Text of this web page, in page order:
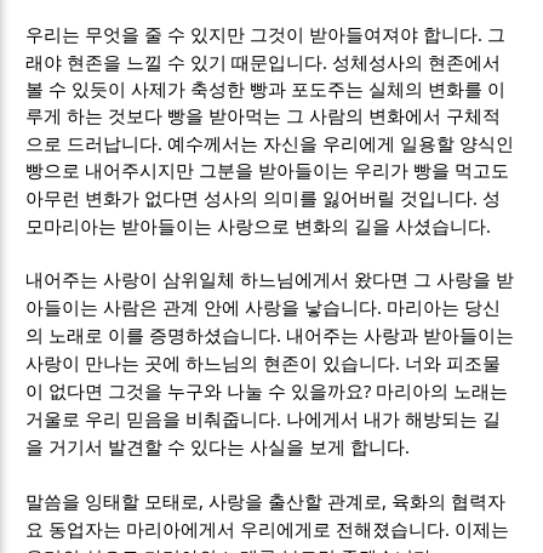
우리는 무엇을 줄 수 있지만 그것이 받아들여져야 합니다. 그
래야 현존을 느낄 수 있기 때문입니다. 성체성사의 현존에서
볼 수 있듯이 사제가 축성한 빵과 포도주는 실체의 변화를 이
루게 하는 것보다 빵을 받아먹는 그 사람의 변화에서 구체적
으로 드러납니다.예수께서는 자신을 우리에게 일용할 양식인
빵으로 내어주시지만 그분을 받아들이는 우리가 빵을 먹고도
아무런 변화가 없다면 성사의 의미를 잃어버릴 것입니다. 성
모마리아는 받아들이는 사랑으로 변화의 길을 사셨습니다.
내어주는 사랑이 삼위일체 하느님에게서 왔다면 그 사랑을 받
아들이는 사람은 관계 안에 사랑을 낳습니다. 마리아는 당신
의 노래로 이를 증명하셨습니다. 내어주는 사랑과 받아들이는
사랑이 만나는 곳에 하느님의 현존이 있습니다. 너와 피조물
이 없다면 그것을 누구와 나눌 수 있을까요? 마리아의 노래는
거울로 우리 믿음을 비춰줍니다. 나에게서 내가 해방되는 길
을 거기서 발견할 수 있다는 사실을 보게 합니다.
말씀을 잉태할 모태로,사랑을 출산할 관계로, 육화의 협력자
요 동업자는 마리아에게서 우리에게로 전해졌습니다. 이제는